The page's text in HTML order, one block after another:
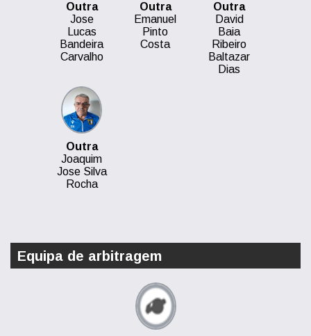
Outra
Jose
Lucas
Bandeira
Carvalho
Outra
Emanuel
Pinto
Costa
Outra
David
Baia
Ribeiro
Baltazar
Dias
Outra
Joaquim
Jose Silva
Rocha
Equipa de arbitragem